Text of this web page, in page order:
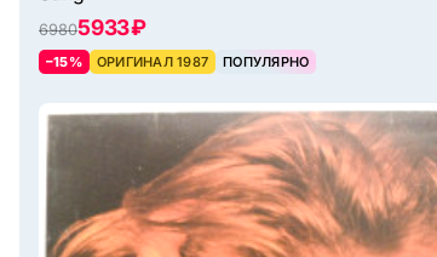
69805933 ₽
–15% ОРИГИНАЛ 1987 ПОПУЛЯРНО